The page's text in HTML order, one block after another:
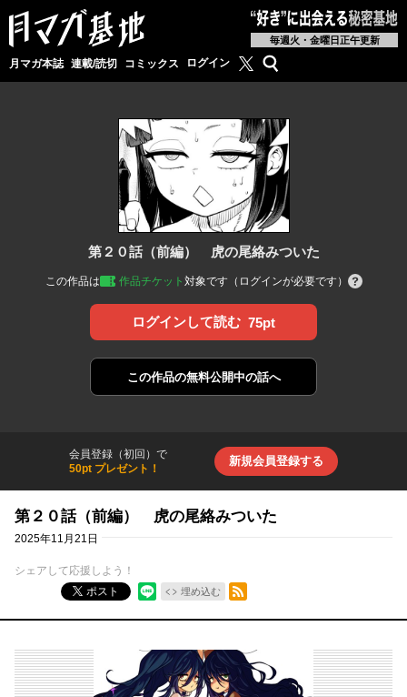
毎週火・金曜日正午更新
月マガ本誌 連載/読切 コミックス ログイン 月マガ基地公式X
検索
第２０話（前編） 虎の尾絡みついた
この作品は 作品チケット 対象です（ログインが必要です）
ログインして読む 75pt
この作品の無料公開中の話へ
会員登録（初回）で
50pt プレゼント！
新規会員登録する
第２０話（前編） 虎の尾絡みついた
2025年11月21日
シェアして応援しよう！
ポスト
埋め込む
RSSフィード